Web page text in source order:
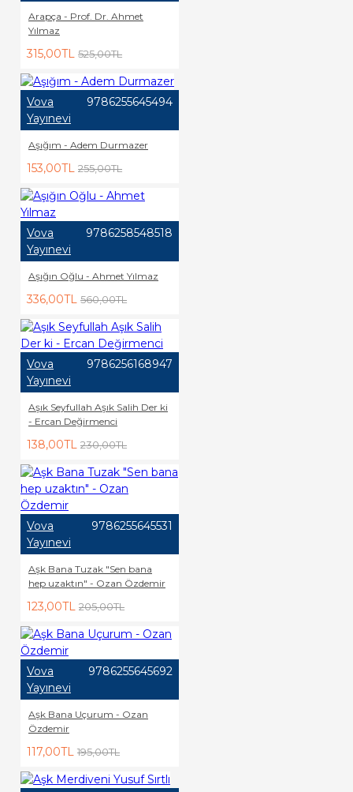
Arapça - Prof. Dr. Ahmet
Yılmaz
315,00TL 525,00TL
Vova
Yayınevi
9786255645494
Aşığım - Adem Durmazer
153,00TL 255,00TL
Vova
Yayınevi
9786258548518
Aşığın Oğlu - Ahmet Yılmaz
336,00TL 560,00TL
Vova
Yayınevi
9786256168947
Aşık Seyfullah Aşık Salih Der ki
- Ercan Değirmenci
138,00TL 230,00TL
Vova
Yayınevi
9786255645531
Aşk Bana Tuzak "Sen bana
hep uzaktın" - Ozan Özdemir
123,00TL 205,00TL
Vova
Yayınevi
9786255645692
Aşk Bana Uçurum - Ozan
Özdemir
117,00TL 195,00TL